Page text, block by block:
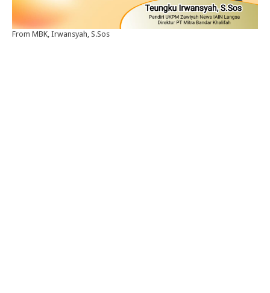
From MBK, Irwansyah, S.Sos